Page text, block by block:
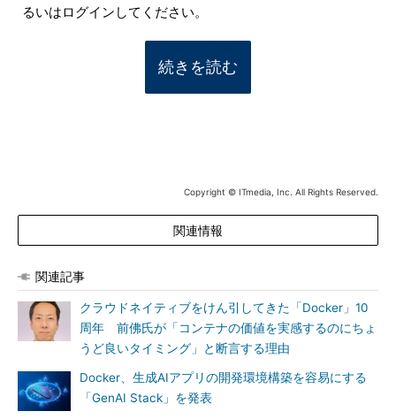
るいはログインしてください。
続きを読む
Copyright © ITmedia, Inc. All Rights Reserved.
関連情報
関連記事
クラウドネイティブをけん引してきた「Docker」10
周年 前佛氏が「コンテナの価値を実感するのにちょ
うど良いタイミング」と断言する理由
Docker、生成AIアプリの開発環境構築を容易にする
「GenAI Stack」を発表